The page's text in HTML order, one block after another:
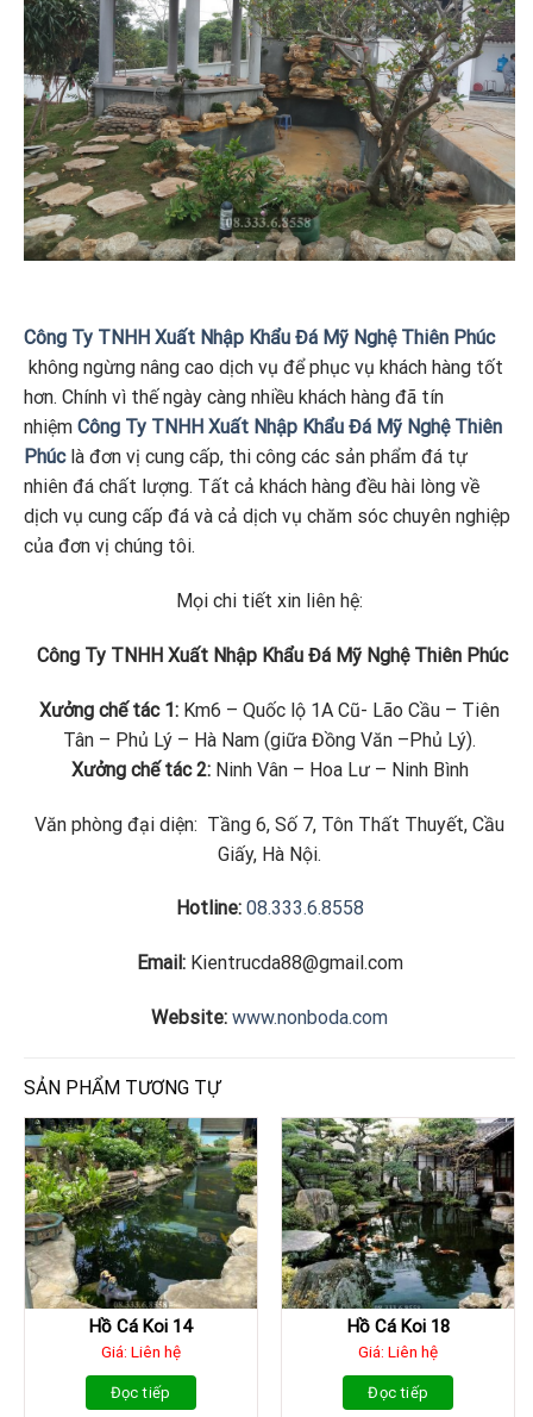
Công Ty TNHH Xuất Nhập Khẩu Đá Mỹ Nghệ Thiên Phúc
không ngừng nâng cao dịch vụ để phục vụ khách hàng tốt
hơn. Chính vì thế ngày càng nhiều khách hàng đã tín
nhiệm Công Ty TNHH Xuất Nhập Khẩu Đá Mỹ Nghệ Thiên
Phúclà đơn vị cung cấp, thi công các sản phẩm đá tự
nhiên đá chất lượng. Tất cả khách hàng đều hài lòng về
dịch vụ cung cấp đá và cả dịch vụ chăm sóc chuyên nghiệp
của đơn vị chúng tôi.
Mọi chi tiết xin liên hệ:
Công Ty TNHH Xuất Nhập Khẩu Đá Mỹ Nghệ Thiên Phúc
Xưởng chế tác 1: Km6 – Quốc lộ 1A Cũ- Lão Cầu – Tiên
Tân – Phủ Lý – Hà Nam (giữa Đồng Văn –Phủ Lý).
Xưởng chế tác 2: Ninh Vân – Hoa Lư – Ninh Bình
Văn phòng đại diện: Tầng 6, Số 7, Tôn Thất Thuyết, Cầu
Giấy, Hà Nội.
Hotline: 08.333.6.8558
Email:Kientrucda88@gmail.com
Website: www.nonboda.com
SẢN PHẨM TƯƠNG TỰ
Hồ Cá Koi 14
Giá: Liên hệ
Đọc tiếp
Hồ Cá Koi 18
Giá: Liên hệ
Đọc tiếp